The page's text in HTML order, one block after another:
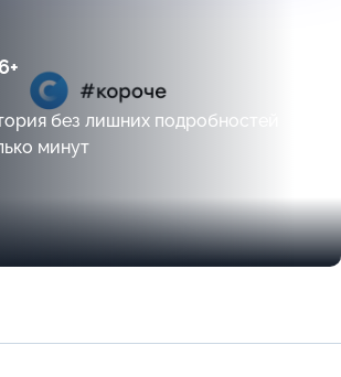
без лишних подробностей
минут